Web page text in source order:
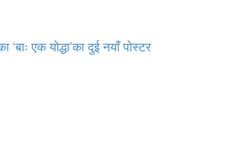
एक योद्धा’का दुई नयाँ पोस्टर